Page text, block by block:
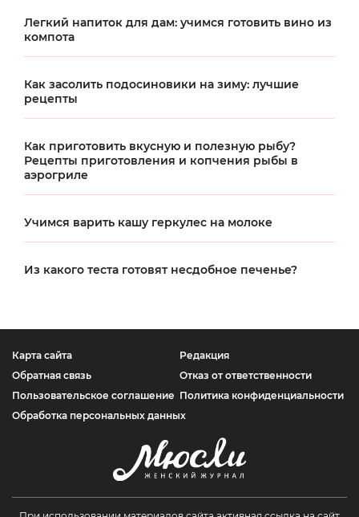
Легкий напиток для дам: учимся готовить вино из
компота
Как засолить подосиновики на зиму: лучшие
рецепты
Как приготовить вкусную и полезную рыбу?
Рецепты приготовления и копчения рыбы в
аэрогриле
Учимся варить кашу геркулес на молоке
Из какого теста готовят несдобное печенье?
Карта сайта
Редакция
Обратная связь
Отказ от ответственности
Пользовательское соглашение Политика конфиденциальности
Обработка персональных данных